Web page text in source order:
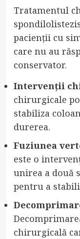
Tratamentul
pacienții cu
care nu au
conservator.
Intervenții
chirurgicale
stabiliza
durerea.
Fuziunea
este o
unirea a două
pentru a
chirurgicală